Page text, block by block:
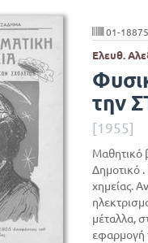
01-18875
Ελευθ.
την
[1955]
Μαθητικό
Δημοτικό .
χημείας.
μέταλλα,
εφαρμογή